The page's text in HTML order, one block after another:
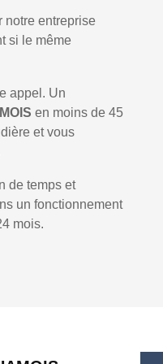
notre entreprise
si le même
appel. Un
en moins de 45
et vous
de temps et
un fonctionnement
mois.